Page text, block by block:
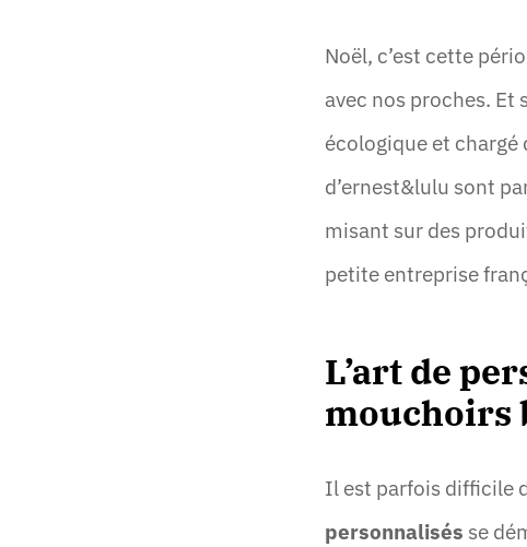
Noël, c’est cette
avec nos proches. Et
écologique et chargé
d’ernest&lulu sont
misant sur des
petite entreprise
L’art de
mouchoirs
Il est parfois difficile
personnalisés se